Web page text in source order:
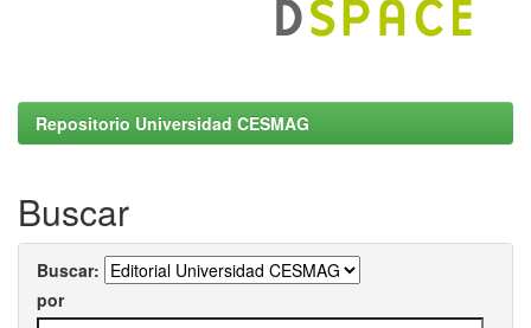
Repositorio Universidad CESMAG
Buscar
Buscar:
por